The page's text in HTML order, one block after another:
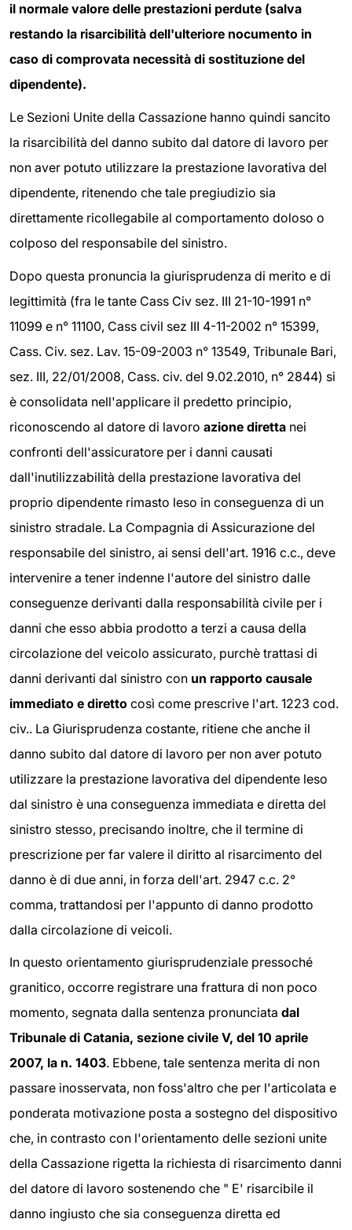
il normale valore delle prestazioni perdute (salva
restando la risarcibilità dell'ulteriore nocumento in
caso di comprovata necessità di sostituzione del
dipendente).
Le Sezioni Unite della Cassazione hanno quindi sancito
la risarcibilità del danno subito dal datore di lavoro per
non aver potuto utilizzare la prestazione lavorativa del
dipendente, ritenendo che tale pregiudizio sia
direttamente ricollegabile al comportamento doloso o
colposo del responsabile del sinistro.
Dopo questa pronuncia la giurisprudenza di merito e di
legittimità (fra le tante Cass Civ sez. III 21-10-1991 n°
11099 e n° 11100, Cass civil sez III 4-11-2002 n° 15399,
Cass. Civ. sez. Lav. 15-09-2003 n° 13549, Tribunale Bari,
sez. III, 22/01/2008, Cass. civ. del 9.02.2010, n° 2844) si
è consolidata nell'applicare il predetto principio,
riconoscendo al datore di lavoro azione diretta nei
confronti dell'assicuratore per i danni causati
dall'inutilizzabilità della prestazione lavorativa del
proprio dipendente rimasto leso in conseguenza di un
sinistro stradale. La Compagnia di Assicurazione del
responsabile del sinistro, ai sensi dell'art. 1916 c.c., deve
intervenire a tener indenne l'autore del sinistro dalle
conseguenze derivanti dalla responsabilità civile per i
danni che esso abbia prodotto a terzi a causa della
circolazione del veicolo assicurato, purchè trattasi di
danni derivanti dal sinistro con un rapporto causale
immediato e diretto così come prescrive l'art. 1223 cod.
civ.. La Giurisprudenza costante, ritiene che anche il
danno subito dal datore di lavoro per non aver potuto
utilizzare la prestazione lavorativa del dipendente leso
dal sinistro è una conseguenza immediata e diretta del
sinistro stesso, precisando inoltre, che il termine di
prescrizione per far valere il diritto al risarcimento del
danno è di due anni, in forza dell'art. 2947 c.c. 2°
comma, trattandosi per l'appunto di danno prodotto
dalla circolazione di veicoli.
In questo orientamento giurisprudenziale pressoché
granitico, occorre registrare una frattura di non poco
momento, segnata dalla sentenza pronunciata dal
Tribunale di Catania, sezione civile V, del 10 aprile
2007, la n. 1403. Ebbene, tale sentenza merita di non
passare inosservata, non foss'altro che per l'articolata e
ponderata motivazione posta a sostegno del dispositivo
che, in contrasto con l'orientamento delle sezioni unite
della Cassazione rigetta la richiesta di risarcimento danni
del datore di lavoro sostenendo che " E' risarcibile il
danno ingiusto che sia conseguenza diretta ed